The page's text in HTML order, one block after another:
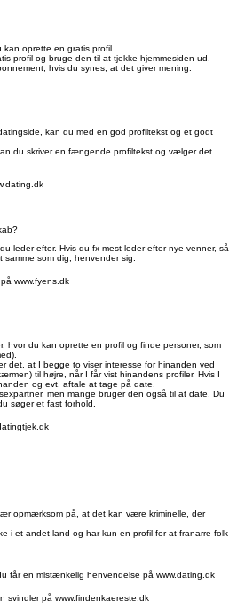
kan oprette en gratis profil.
profil og bruge den til at tjekke hjemmesiden ud.
hvis du synes, at det giver mening.
kan du med en god profiltekst og et godt
du skriver en fængende profiltekst og vælger det
leder efter. Hvis du fx mest leder efter nye venner, så
samme som dig, henvender sig.
www.fyens.dk
hvor du kan oprette en profil og finde personer, som
det, at I begge to viser interesse for hinanden ved
til højre, når I får vist hinandens profiler. Hvis I
og evt. aftale at tage på date.
men mange bruger den også til at date. Du
søger et fast forhold.
opmærksom på, at det kan være kriminelle, der
i et andet land og har kun en profil for at franarre folk
får en mistænkelig henvendelse på www.dating.dk
svindler på www.findenkaereste.dk